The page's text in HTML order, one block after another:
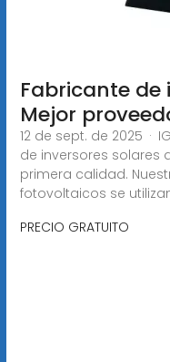
Fabricante de
Mejor
12 de sept. de 2025 ·
de inversores solares
primera calidad.
fotovoltaicos se
PRECIO GRATUITO